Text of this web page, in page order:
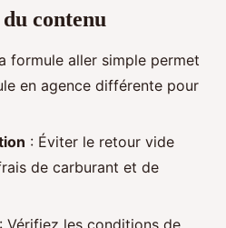
contenu
formule aller simple permet
en agence différente pour
: Éviter le retour vide
de carburant et de
: Vérifiez les conditions de